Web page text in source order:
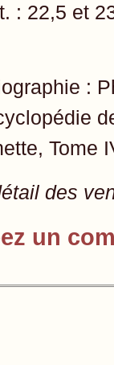
: 22,5 et
:
Tome
des
un